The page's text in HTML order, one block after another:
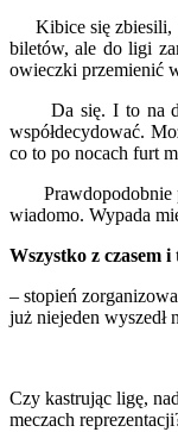
Kibice się zbiesili,
biletów, ale do ligi
owieczki przemienić
Da się. I to na dwa
współdecydować.
co to po nocach furt
Prawdopodobnie
wiadomo. Wypada
Wszystko z czasem
– stopień
już niejeden wyszedł
Czy kastrując ligę,
meczach